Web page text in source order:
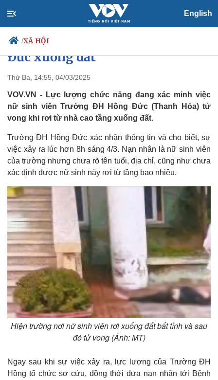
English
/XÃ HỘI
Chính trị
Đảng
Tổ chức nhân sự
Nhận diện sự thật
Xã hội
Tin 24h
Dự báo thời tiết
Dấu ấn VOV
Việc làm
Biển đảo
Nữ sinh tử vong khi rơi từ nhà
cao tầng trong Trường ĐH Hồng
Đức xuống đất
Thứ Ba, 14:55, 04/03/2025
VOV.VN - Lực lượng chức năng đang xác minh việc
nữ sinh viên Trường ĐH Hồng Đức (Thanh Hóa) tử
vong khi rơi từ nhà cao tầng xuống đất.
Trường ĐH Hồng Đức xác nhận thông tin và cho biết, sự
việc xảy ra lúc hơn 8h sáng 4/3. Nạn nhân là nữ sinh viên
của trường nhưng chưa rõ tên tuổi, địa chỉ, cũng như chưa
xác định được nữ sinh này rơi từ tầng bao nhiêu.
Hiện trường nơi nữ sinh viên rơi xuống đất bất tỉnh và sau
đó tử vong (Ảnh: MT)
Ngay sau khi sự việc xảy ra, lực lượng của Trường ĐH
Hồng tổ chức sơ cứu, đồng thời đưa nạn nhân tới Bệnh